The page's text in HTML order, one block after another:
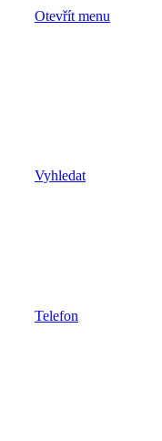
Otevřít menu
Vyhledat
Telefon